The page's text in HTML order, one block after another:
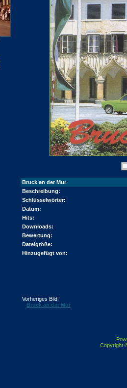
Bruck an der Mur
Beschreibung:
Schlüsselwörter:
Datum:
Hits:
Downloads:
Bewertung:
Dateigröße:
Hinzugefügt von:
Vorheriges Bild:
Bruck an der Mur
Copyright